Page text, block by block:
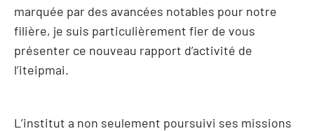
marquée par des avancées notables pour notre
filière, je suis particulièrement fier de vous
présenter ce nouveau rapport d’activité de
l’iteipmai.
L’institut a non seulement poursuivi ses missions